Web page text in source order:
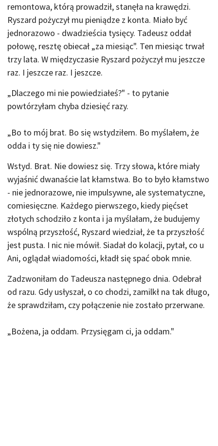
remontowa, którą prowadził, stanęła na krawędzi.
Ryszard pożyczył mu pieniądze z konta. Miało być
jednorazowo - dwadzieścia tysięcy. Tadeusz oddał
połowę, resztę obiecał „za miesiąc". Ten miesiąc trwał
trzy lata. W międzyczasie Ryszard pożyczył mu jeszcze
raz. I jeszcze raz. I jeszcze.
„Dlaczego mi nie powiedziałeś?" - to pytanie
powtórzyłam chyba dziesięć razy.
„Bo to mój brat. Bo się wstydziłem. Bo myślałem, że
odda i ty się nie dowiesz."
Wstyd. Brat. Nie dowiesz się. Trzy słowa, które miały
wyjaśnić dwanaście lat kłamstwa. Bo to było kłamstwo
- nie jednorazowe, nie impulsywne, ale systematyczne,
comiesięczne. Każdego pierwszego, kiedy pięćset
złotych schodziło z konta i ja myślałam, że budujemy
wspólną przyszłość, Ryszard wiedział, że ta przyszłość
jest pusta. I nic nie mówił. Siadał do kolacji, pytał, co u
Ani, oglądał wiadomości, kładł się spać obok mnie.
Zadzwoniłam do Tadeusza następnego dnia. Odebrał
od razu. Gdy usłyszał, o co chodzi, zamilkł na tak długo,
że sprawdziłam, czy połączenie nie zostało przerwane.
„Bożena, ja oddam. Przysięgam ci, ja oddam."